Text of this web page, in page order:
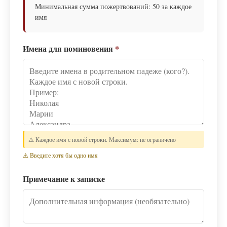
Минимальная сумма пожертвований: 50 за каждое
имя
Имена для поминовения *
⚠️ Каждое имя с новой строки. Максимум: не ограничено
⚠️ Введите хотя бы одно имя
Примечание к записке